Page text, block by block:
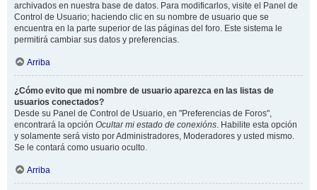
archivados en nuestra base de datos. Para modificarlos, visite el Panel de
Control de Usuario; haciendo clic en su nombre de usuario que se
encuentra en la parte superior de las páginas del foro. Este sistema le
permitirá cambiar sus datos y preferencias.
Arriba
¿Cómo evito que mi nombre de usuario aparezca en las listas de
usuarios conectados?
Desde su Panel de Control de Usuario, en "Preferencias de Foros",
encontrará la opción Ocultar mi estado de conexións. Habilite esta opción
y solamente será visto por Administradores, Moderadores y usted mismo.
Se le contará como usuario oculto.
Arriba